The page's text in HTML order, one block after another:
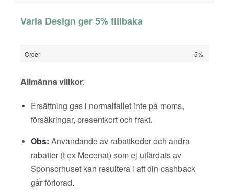
Varia Design ger 5% tillbaka
Order 5%
Allmänna villkor:
Ersättning ges i normalfallet inte på moms,
försäkringar, presentkort och frakt.
Obs: Användande av rabattkoder och andra
rabatter (t ex Mecenat) som ej utfärdats av
Sponsorhuset kan resultera i att din cashback
går förlorad.